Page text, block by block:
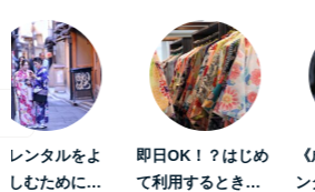
《和を堪能する
旅》古都「京都…
着物を着て観光気
分をもっと盛り…